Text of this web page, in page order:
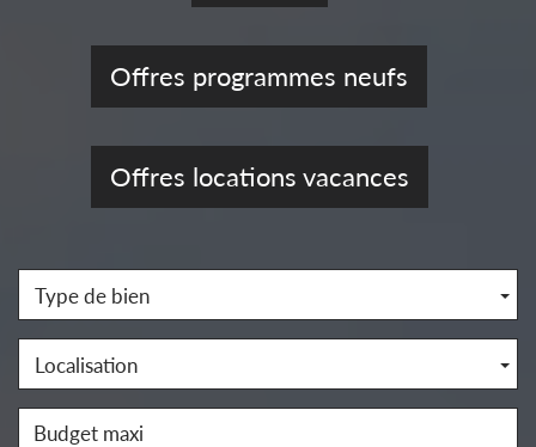
Offres programmes neufs
Offres locations vacances
Type de bien
Localisation